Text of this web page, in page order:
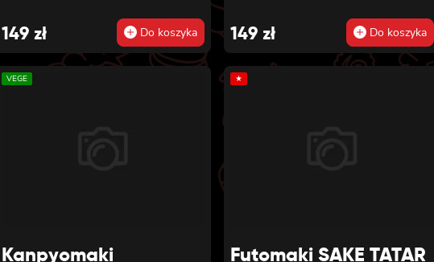
maki z oshinko, 8x maki z surimi,
8x maki z łososiem, 8x maki z
kanpyo
149 zł Do koszyka
ogórkiem, majonezem lekko
pikantnym i sezamem owinięta
krewetką, 8x california z krewetką
w tempurze, ogórkiem,
węgorzem i awokado
149 zł Do koszyka
VEGE
Kanpyomaki
★
Futomaki SAKE TATAR